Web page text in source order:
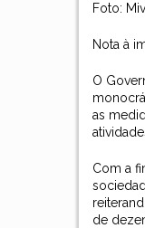
Foto:
Nota à
O
as
Com a
de